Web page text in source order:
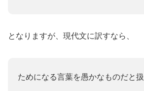
となりますが、現代文に訳すなら、
ためになる言葉を愚かなものだと